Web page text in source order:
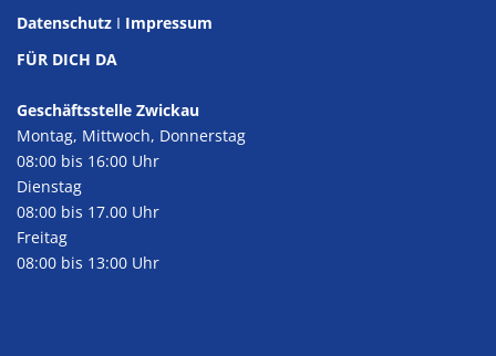
Datenschutz I Impressum
FÜR DICH DA
Geschäftsstelle Zwickau
Montag, Mittwoch, Donnerstag
08:00 bis 16:00 Uhr
Dienstag
08:00 bis 17.00 Uhr
Freitag
08:00 bis 13:00 Uhr